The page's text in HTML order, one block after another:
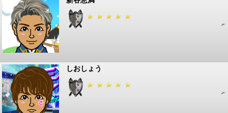
しおしょう